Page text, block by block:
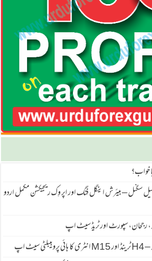
سگنل – بیئرش اینگل فنگ اور اپر وِک ریجیکشن مکمل اردو